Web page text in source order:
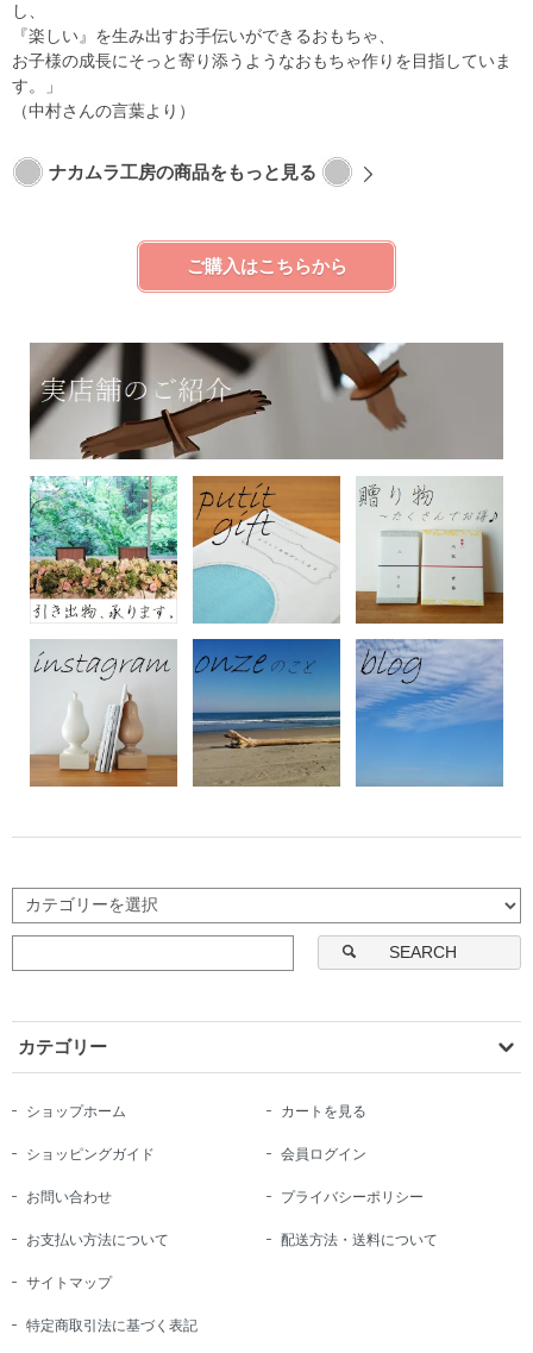
し、
『楽しい』を生み出すお手伝いができるおもちゃ、
お子様の成長にそっと寄り添うようなおもちゃ作りを目指していま
す。」
（中村さんの言葉より）
ナカムラ工房の商品をもっと見る
ご購入はこちらから
SEARCH
カテゴリー
ショップホーム カートを見る
ショッピングガイド 会員ログイン
お問い合わせ プライバシーポリシー
お支払い方法について 配送方法・送料について
サイトマップ
特定商取引法に基づく表記